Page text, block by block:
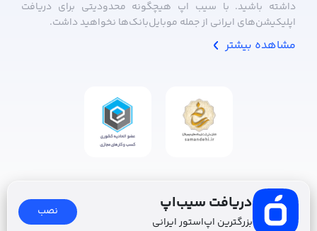
داشته باشید. با سیب ‌اپ هیچگونه محدودیتی برای دریافت
اپلیکیشن‌های ایرانی از جمله موبایل‌بانک‌ها نخواهید داشت.
مشاهده بیشتر
دریافت سیب‌اپ
بزرگترین اپ‌استور ایرانی
نصب